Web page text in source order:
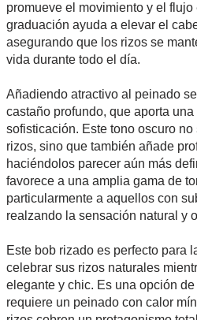
promueve el movimiento y el flujo
graduación ayuda a elevar el
asegurando que los rizos se
vida durante todo el día.
Añadiendo atractivo al peinado
castaño profundo, que aporta
sofisticación. Este tono oscuro
rizos, sino que también añade
haciéndolos parecer aún más
favorece a una amplia gama de
particularmente a aquellos con
realzando la sensación natural y
Este bob rizado es perfecto para
celebrar sus rizos naturales
elegante y chic. Es una opción
requiere un peinado con calor